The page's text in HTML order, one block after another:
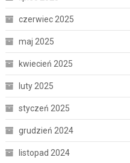
czerwiec 2025
maj 2025
kwiecień 2025
luty 2025
styczeń 2025
grudzień 2024
listopad 2024